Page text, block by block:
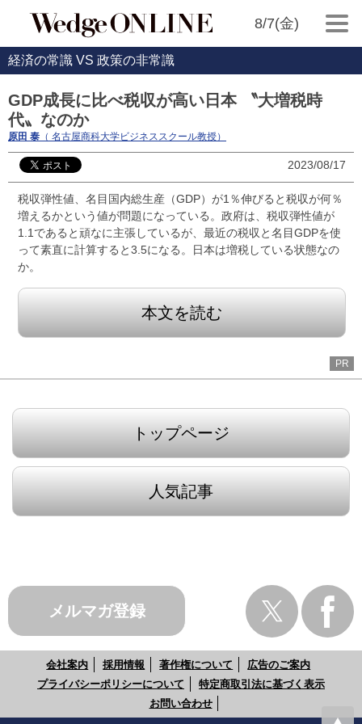
8/7(金)
経済の常識 VS 政策の非常識
GDP成長に比べ税収が高い日本 〝大増税時
代〟なのか
原田 泰 （ 名古屋商科大学ビジネススクール教授）
2023/08/17
税収弾性値、名目国内総生産（GDP）が1％伸びると税収が何％
増えるかという値が問題になっている。政府は、税収弾性値が
1.1であると頑なに主張しているが、最近の税収と名目GDPを使
って素直に計算すると3.5になる。日本は増税している状態なの
か。
本文を読む
PR
トップページ
人気記事
メルマガ登録
会社案内 採用情報 著作権について
広告のご案内
プライバシーポリシーについて
特定商取引法に基づく表示
お問い合わせ